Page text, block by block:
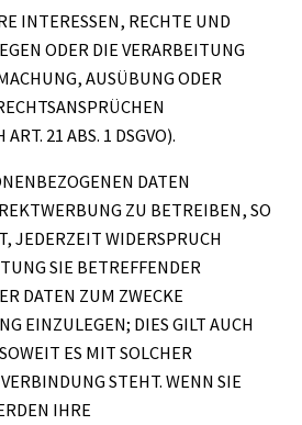
INTERESSEN, RECHTE UND
ODER DIE VERARBEITUNG
AUSÜBUNG ODER
21 ABS. 1 DSGVO).
DATEN
ZU BETREIBEN, SO
JEDERZEIT WIDERSPRUCH
SIE BETREFFENDER
DATEN ZUM ZWECKE
EINZULEGEN; DIES GILT AUCH
ES MIT SOLCHER
STEHT. WENN SIE
IHRE